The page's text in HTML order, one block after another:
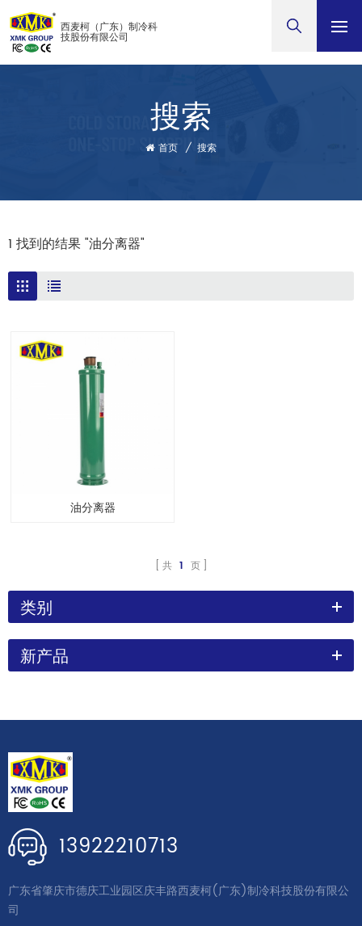
西麦柯（广东）制冷科
技股份有限公司
搜索
首页 / 搜索
1 找到的结果 "油分离器"
油分离器
共 1 页
类别
新产品
13922210713
广东省肇庆市德庆工业园区庆丰路西麦柯(广东)制冷科技股份有限公
司